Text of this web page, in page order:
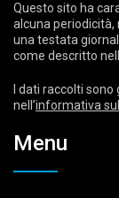
Questo sito ha
alcuna periodicità,
una testata
come descritto
I dati raccolti
nell’informativa
Menu